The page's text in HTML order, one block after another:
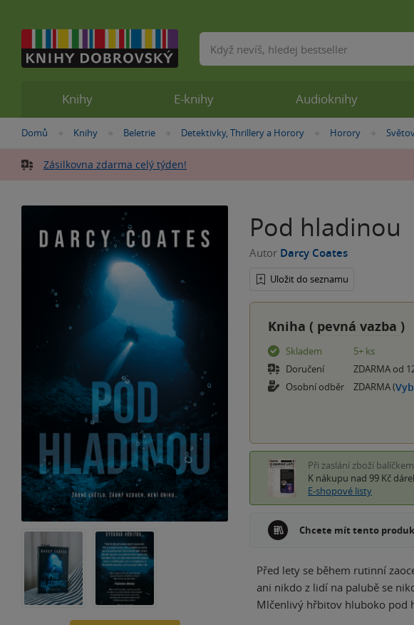
Nacházíte
zde:
Domů »
Knihy »
Beletrie »
Detektivky, Thrillery a Horory »Horory »
Zásilkovna zdarma celý týden!
Pod hladinou
Autor Darcy Coates
Uložit do seznamu
Kniha ( pevná vazba )
Skladem
5+ ks
Doručení
ZDARMA od
Osobní odběr
ZDARMA (
Při zaslání zboží balíčkem
K nákupu nad 99 Kč
E-shopové listy
Chcete mít tento
Před lety se během rutinní
ani nikdo z lidí na palubě se
Mlčenlivý hřbitov hluboko pod
Knihy E-knihy Audioknihy
Vyhledávání